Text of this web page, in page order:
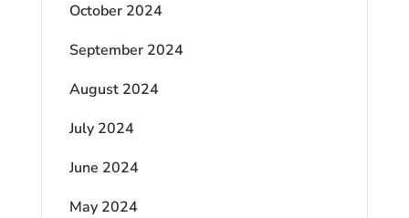
October 2024
September 2024
August 2024
July 2024
June 2024
May 2024